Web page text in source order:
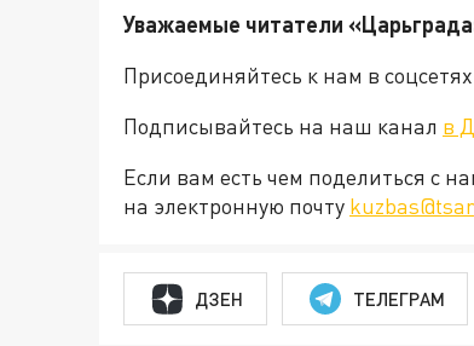
Уважаемые читатели
Присоединяйтесь к нам в соцсетях
Подписывайтесь на наш канал в
Если вам есть чем поделиться с
на электронную почту
ДЗЕН ТЕЛЕГРАМ